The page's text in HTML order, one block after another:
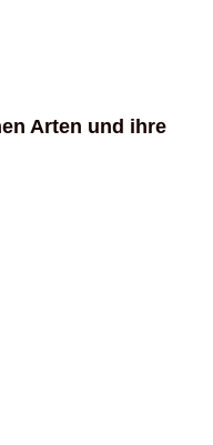
Arten und ihre